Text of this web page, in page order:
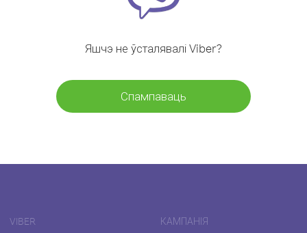
Яшчэ не ўсталявалі Viber?
Спампаваць
VIBER КАМПАНІЯ